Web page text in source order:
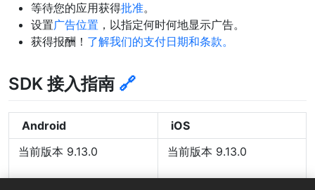
等待您的应用获得批准。
设置广告位置 ，以指定何时何地显示广告。
获得报酬！ 了解我们的支付日期和条款。
SDK 接入指南 🔗
Android
iOS
当前版本 9.13.0
当前版本 9.13.0